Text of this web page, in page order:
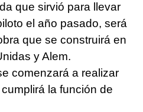
que sirvió para llevar
el año pasado, será
que se construirá en
y Alem.
comenzará a realizar
la función de